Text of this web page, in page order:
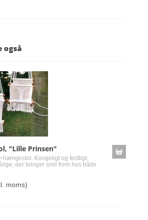
også
"Lille Prinsen"
hængestol. Kongeligt og festligt.
der bringer smil frem hos både
moms)